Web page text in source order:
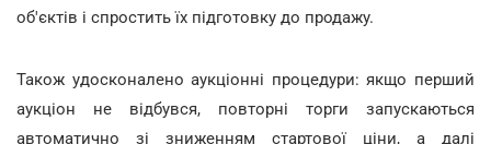
об'єктів і спростить їх підготовку до продажу.
Також удосконалено аукціонні процедури: якщо перший
аукціон не відбувся, повторні торги запускаються
автоматично зі зниженням стартової ціни, а далі